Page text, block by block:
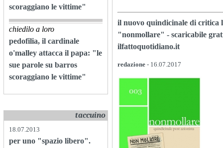
scoraggiano le vittime"
chiedilo a loro
pedofilia, il cardinale
o'malley attacca il papa: "le
sue parole su barros
scoraggiano le vittime"
taccuino
18.07.2013
per uno "spazio libero".
il nuovo quindicinale di critica
"nonmollare" - scaricabile
ilfattoquotidiano.it
redazione - 16.07.2017